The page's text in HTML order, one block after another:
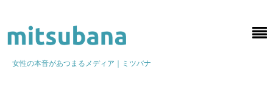
女性の本音があつまるメディア｜ミツバナ